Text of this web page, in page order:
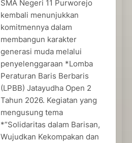
SMA Negeri 11 Purworejo
kembali menunjukkan
komitmennya dalam
membangun karakter
generasi muda melalui
penyelenggaraan *Lomba
Peraturan Baris Berbaris
(LPBB) Jatayudha Open 2
Tahun 2026. Kegiatan yang
mengusung tema
*”Solidaritas dalam Barisan,
Wujudkan Kekompakan dan